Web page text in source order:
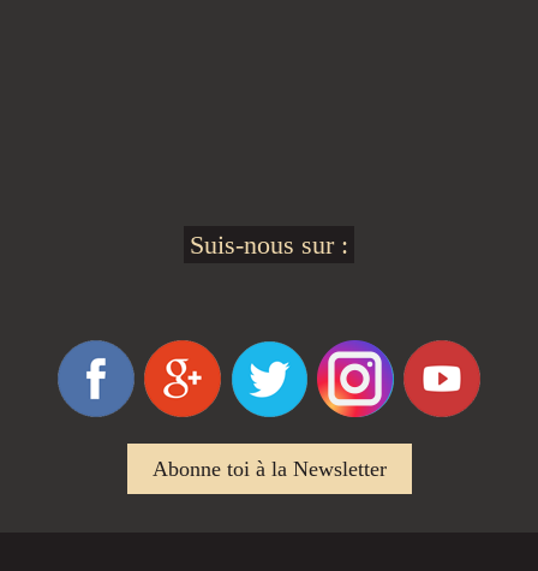
Suis-nous sur :
Abonne toi à la Newsletter